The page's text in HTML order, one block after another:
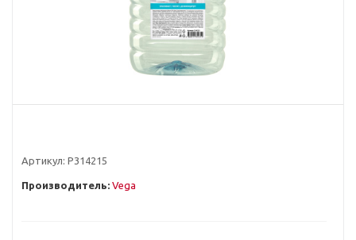
Артикул: Р314215
Производитель: Vega